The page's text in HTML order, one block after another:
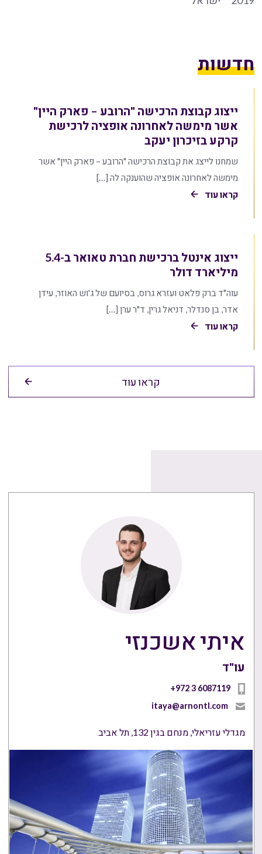
חדשות
ייצוג קבוצת הרכישה "הרובע – פארק היין"
אשר מימשה לאחרונה אופציה לרכישת
קרקע בזיכרון יעקב
שמחנו לייצג את קבוצת הרכישה "הרובע – פארק היין" אשר
מימשה לאחרונה אופציה שהוענקה לה […]
קראו עוד
ייצוג אינטל ברכישת חברת טאואר ב-5.4
מיליארד דולר
עוה"ד ברק פלאט ועזרא גרוס, בסיועם של ג'וש האוזר, עידן
אדר, בן סנדלר, דניאל גרין, ד"ר ערן […]
קראו עוד
קראו עוד
איתי אשכנזי
עו"ד
+972 3 6087119
itaya@arnontl.com
מגדלי עזריאלי, מנחם בגין 132, תל אביב